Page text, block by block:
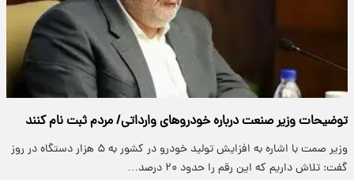
توضیحات وزیر صنعت درباره خودروهای وارداتی/ مردم ثبت نام کنند
وزیر صمت با اشاره به افزایش تولید خودرو در کشور به ۵ هزار دستگاه در روز
گفت: تلاش داریم که این رقم را حدود ۲۰ درصد…